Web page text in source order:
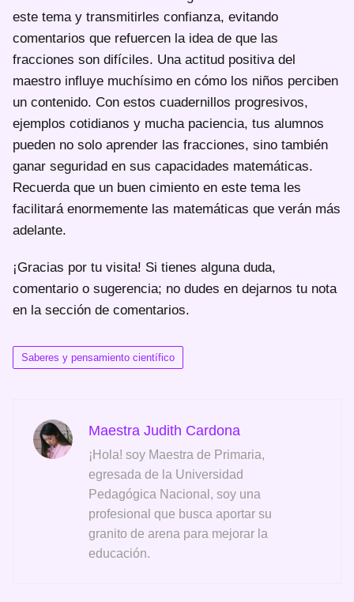
este tema y transmitirles confianza, evitando
comentarios que refuercen la idea de que las
fracciones son difíciles. Una actitud positiva del
maestro influye muchísimo en cómo los niños perciben
un contenido. Con estos cuadernillos progresivos,
ejemplos cotidianos y mucha paciencia, tus alumnos
pueden no solo aprender las fracciones, sino también
ganar seguridad en sus capacidades matemáticas.
Recuerda que un buen cimiento en este tema les
facilitará enormemente las matemáticas que verán más
adelante.
¡Gracias por tu visita! Si tienes alguna duda,
comentario o sugerencia; no dudes en dejarnos tu nota
en la sección de comentarios.
Saberes y pensamiento científico
Maestra Judith Cardona
¡Hola! soy Maestra de Primaria,
egresada de la Universidad
Pedagógica Nacional, soy una
profesional que busca aportar su
granito de arena para mejorar la
educación.